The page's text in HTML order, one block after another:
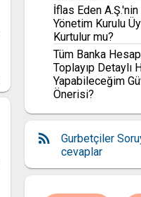
İflas Eden
Yönetim Kurulu
Kurtulur mu?
Tüm Banka
Toplayıp Detaylı
Yapabileceğim
Önerisi?
Gurbetçiler
cevaplar